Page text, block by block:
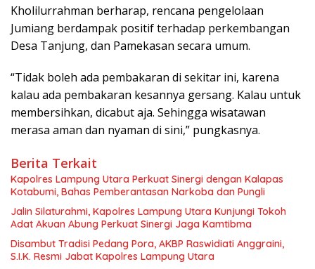
Kholilurrahman berharap, rencana pengelolaan
Jumiang berdampak positif terhadap perkembangan
Desa Tanjung, dan Pamekasan secara umum.
“Tidak boleh ada pembakaran di sekitar ini, karena
kalau ada pembakaran kesannya gersang. Kalau untuk
membersihkan, dicabut aja. Sehingga wisatawan
merasa aman dan nyaman di sini,” pungkasnya.
Berita Terkait
Kapolres Lampung Utara Perkuat Sinergi dengan Kalapas
Kotabumi, Bahas Pemberantasan Narkoba dan Pungli
Jalin Silaturahmi, Kapolres Lampung Utara Kunjungi Tokoh
Adat Akuan Abung Perkuat Sinergi Jaga Kamtibma
Disambut Tradisi Pedang Pora, AKBP Raswidiati Anggraini,
S.I.K. Resmi Jabat Kapolres Lampung Utara